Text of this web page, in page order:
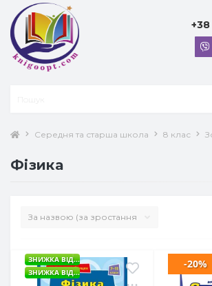
Середня та старша школа 8 клас
Фізика
ЗНИЖКА ВІД...
ЗНИЖКА ВІД...
-20%